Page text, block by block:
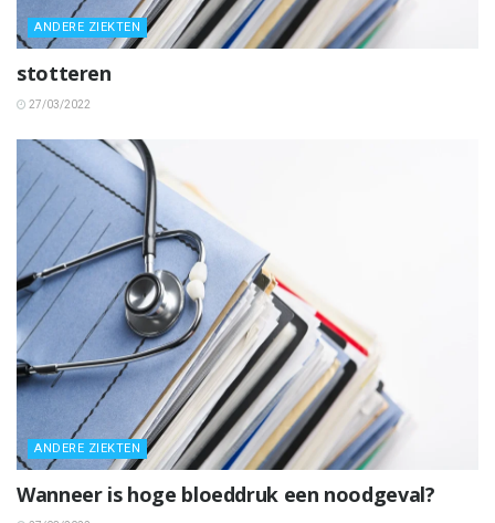
ANDERE ZIEKTEN
stotteren
27/03/2022
ANDERE ZIEKTEN
Wanneer is hoge bloeddruk een noodgeval?